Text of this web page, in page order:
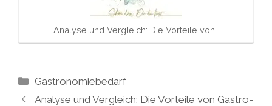
Analyse und Vergleich: Die Vorteile von…
Kategorien
Gastronomiebedarf
Analyse und Vergleich: Die Vorteile von Gastro-